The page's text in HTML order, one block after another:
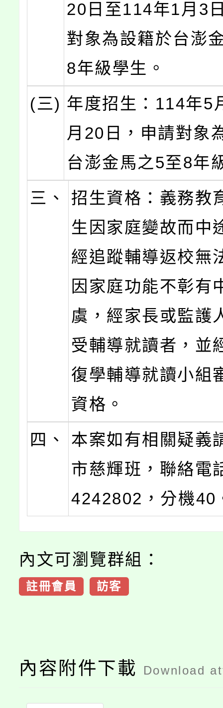
20日至114年1月3
對象為設籍於台澎
8年級學生。
(三) 年度招生：114年5
月20日，申請對象
台澎金馬之5至8年
三、
招生資格：義務教
生因家庭變故而中
經追蹤輔導返校無
因家庭功能不彰有
虞，經家長或監護
受輔導就讀者，並
復學輔導就讀小組
資格。
四、
本案如有相關疑義
市慈輝班，聯絡電
4242802，分機40
內文可瀏覽群組：
註冊會員 訪客
內容附件下載 Download